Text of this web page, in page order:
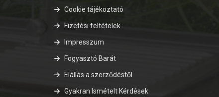
Cookie tájékoztató
Fizetési feltételek
Impresszum
Fogyasztó Barát
Elállás a szerződéstől
Gyakran Ismételt Kérdések